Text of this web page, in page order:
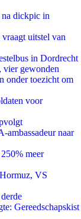
na dickpic in
uitstel van
in Dordrecht
vier gewonden
onder toezicht om
voor
naar
meer
VS
Gereedschapskist